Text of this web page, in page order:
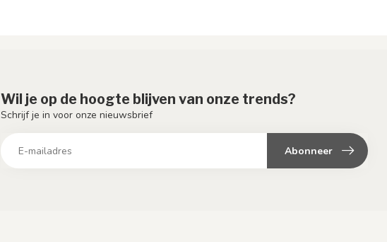
Wil je op de hoogte blijven van onze trends?
Schrijf je in voor onze nieuwsbrief
Abonneer